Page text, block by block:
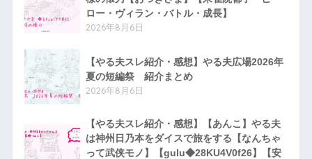
ロー・ヴィラン・バトル・成長】
2026年8月6日
【やる夫スレ紹介・感想】やる夫広場2026年
夏の短編祭 紹介まとめ
2026年8月6日
【やる夫スレ紹介・感想】【あんこ】やる夫
は神州日乃本をダイスで旅をする【なんちゃ
って武侠モノ】【gulu◆28KU4V0f26】【安